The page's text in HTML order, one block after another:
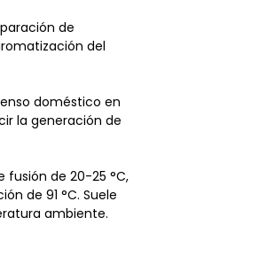
de
del
doméstico en
la generación de
fusión de 20-25 °C,
de 91 °C. Suele
ambiente.